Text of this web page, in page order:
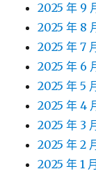
2025 年 9
2025 年 8
2025 年 7
2025 年 6
2025 年 5
2025 年 4
2025 年 3
2025 年 2
2025 年 1 月